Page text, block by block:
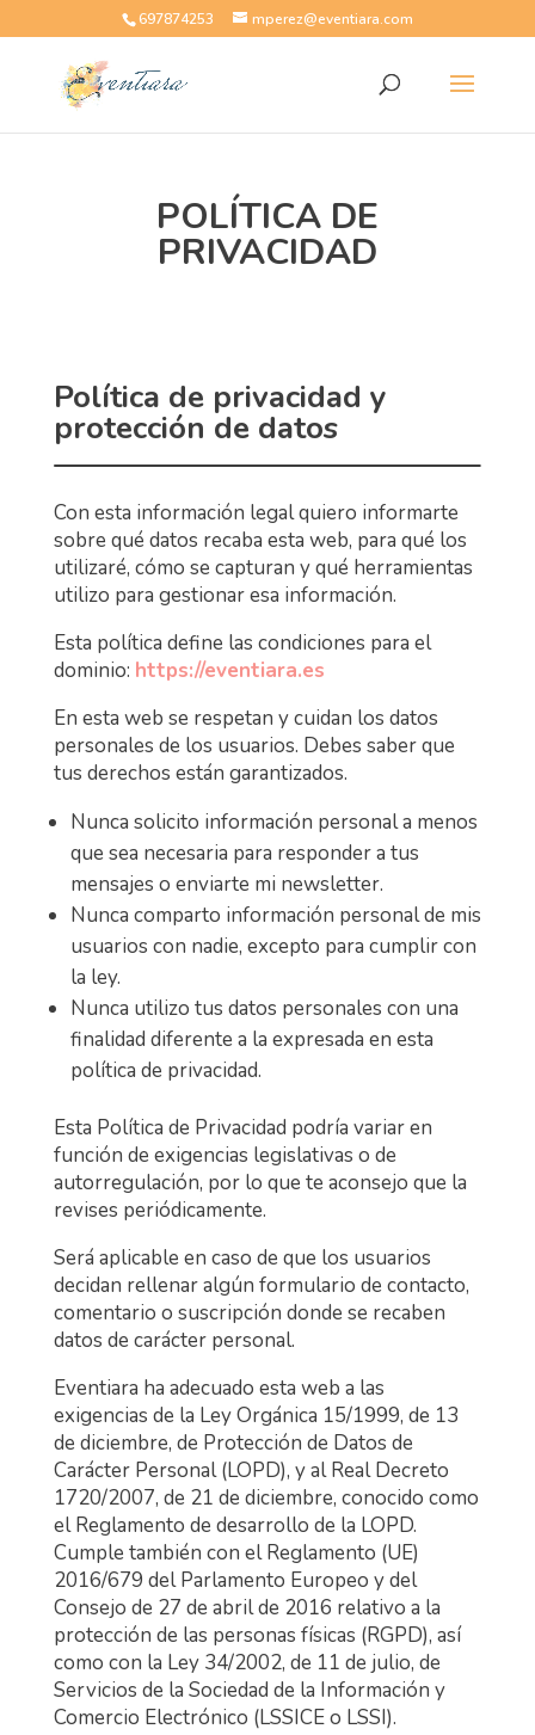
697874253 mperez@eventiara.com
POLÍTICA DE
PRIVACIDAD
Política de privacidad y
protección de datos
Con esta información legal quiero informarte
sobre qué datos recaba esta web, para qué los
utilizaré, cómo se capturan y qué herramientas
utilizo para gestionar esa información.
Esta política define las condiciones para el
dominio: https://eventiara.es
En esta web se respetan y cuidan los datos
personales de los usuarios. Debes saber que
tus derechos están garantizados.
Nunca solicito información personal a menos
que sea necesaria para responder a tus
mensajes o enviarte mi newsletter.
Nunca comparto información personal de mis
usuarios con nadie, excepto para cumplir con
la ley.
Nunca utilizo tus datos personales con una
finalidad diferente a la expresada en esta
política de privacidad.
Esta Política de Privacidad podría variar en
función de exigencias legislativas o de
autorregulación, por lo que te aconsejo que la
revises periódicamente.
Será aplicable en caso de que los usuarios
decidan rellenar algún formulario de contacto,
comentario o suscripción donde se recaben
datos de carácter personal.
Eventiara ha adecuado esta web a las
exigencias de la Ley Orgánica 15/1999, de 13
de diciembre, de Protección de Datos de
Carácter Personal (LOPD), y al Real Decreto
1720/2007, de 21 de diciembre, conocido como
el Reglamento de desarrollo de la LOPD.
Cumple también con el Reglamento (UE)
2016/679 del Parlamento Europeo y del
Consejo de 27 de abril de 2016 relativo a la
protección de las personas físicas (RGPD), así
como con la Ley 34/2002, de 11 de julio, de
Servicios de la Sociedad de la Información y
Comercio Electrónico (LSSICE o LSSI).